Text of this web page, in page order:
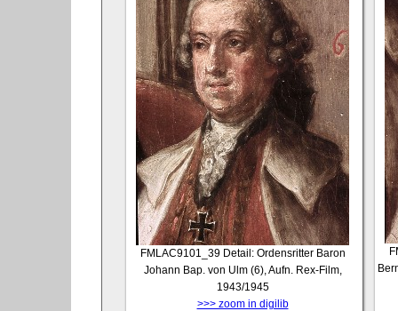
FMLAC9101_39 Detail: Ordensritter Baron
Johann Bap. von Ulm (6), Aufn. Rex-Film,
1943/1945
>>> zoom in digilib